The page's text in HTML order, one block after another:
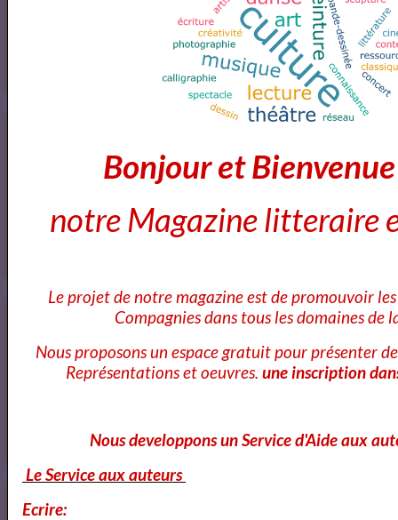
OK
Cours et Formation Paris
Cours et Ateliers de Cinema
Annuaire des Chroniqueurs littéraires
Bonjour et
notre Magazine litteraire
Le projet de notre magazine est de promouvoir
Compagnies dans tous les domaines de
Nous proposons un espace gratuit pour présenter
Représentations et oeuvres. une inscription
Nous developpons un Service d'Aide aux
Le Service aux auteurs
Ecrire: